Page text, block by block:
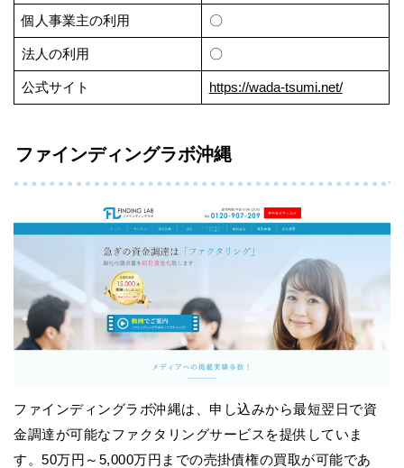
個人事業主の利用 〇
法人の利用 〇
公式サイト https://wada-tsumi.net/
ファインディングラボ沖縄
ファインディングラボ沖縄は、申し込みから最短翌日で資
金調達が可能なファクタリングサービスを提供していま
す。50万円～5,000万円までの売掛債権の買取が可能であ